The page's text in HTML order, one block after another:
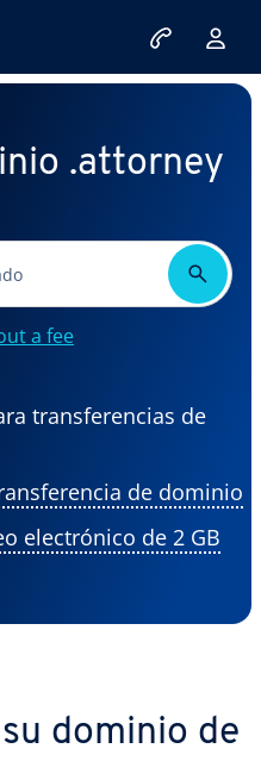
.attorney
a fee
transferencias de
de dominio
electrónico de 2 GB
dominio de